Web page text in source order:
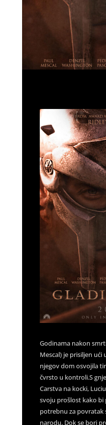
Godinama nakon
Mescal) je prisiljen
njegov dom osvojila
čvrsto u kontroli.S
Carstva na kocki,
svoju prošlost kako bi
potrebnu za povratak
narodu. Dok se bori